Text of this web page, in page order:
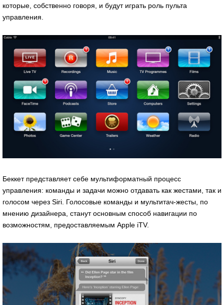
которые, собственно говоря, и будут играть роль пульта
управления.
Беккет представляет себе мультиформатный процесс
управления: команды и задачи можно отдавать как жестами, так и
голосом через Siri. Голосовые команды и мультитач-жесты, по
мнению дизайнера, станут основным способ навигации по
возможностям, предоставляемым Apple iTV.